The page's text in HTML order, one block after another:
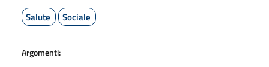
Salute Sociale
Argomenti: